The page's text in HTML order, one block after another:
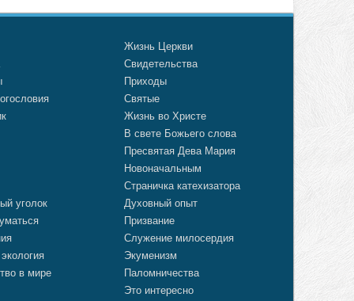
уголок
в мире
Жизнь Церкви
Свидетельства
Приходы
Святые
Жизнь во Христе
В свете Божьего слова
Пресвятая Дева Мария
Новоначальным
Страничка катехизатора
Духовный опыт
Призвание
Служение милосердия
Экуменизм
Паломничества
Это интересно